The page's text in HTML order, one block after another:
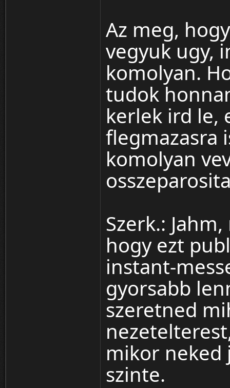
Az meg,
vegyuk ugy,
komolyan.
tudok
kerlek ird le,
flegmazasra
komolyan
Szerk.:
hogy ezt
instant-
gyorsabb
szeretned
mikor neked
szinte.